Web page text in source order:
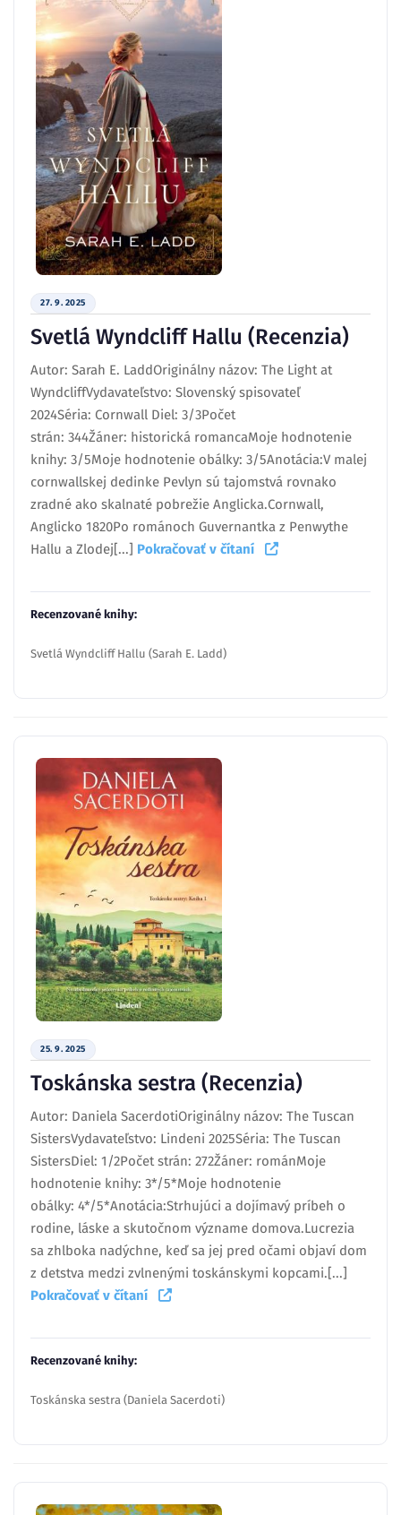
27. 9. 2025
Svetlá Wyndcliff Hallu (Recenzia)
Autor: Sarah E. LaddOriginálny názov: The Light at
WyndcliffVydavateľstvo: Slovenský spisovateľ
2024Séria: Cornwall Diel: 3/3Počet
strán: 344Žáner: historická romancaMoje hodnotenie
knihy: 3/5Moje hodnotenie obálky: 3/5Anotácia:V malej
cornwallskej dedinke Pevlyn sú tajomstvá rovnako
zradné ako skalnaté pobrežie Anglicka.Cornwall,
Anglicko 1820Po románoch Guvernantka z Penwythe
Hallu a Zlodej[...] Pokračovať v čítaní
Recenzované knihy:
Svetlá Wyndcliff Hallu (Sarah E. Ladd)
25. 9. 2025
Toskánska sestra (Recenzia)
Autor: Daniela SacerdotiOriginálny názov: The Tuscan
SistersVydavateľstvo: Lindeni 2025Séria: The Tuscan
SistersDiel: 1/2Počet strán: 272Žáner: románMoje
hodnotenie knihy: 3*/5*Moje hodnotenie
obálky: 4*/5*Anotácia:Strhujúci a dojímavý príbeh o
rodine, láske a skutočnom význame domova.Lucrezia
sa zhlboka nadýchne, keď sa jej pred očami objaví dom
z detstva medzi zvlnenými toskánskymi kopcami.[...]
Pokračovať v čítaní
Recenzované knihy:
Toskánska sestra (Daniela Sacerdoti)